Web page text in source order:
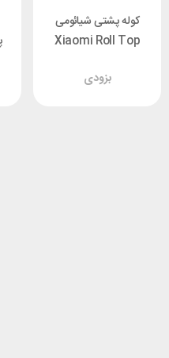
کوله پشتی شیائومی
Xiaomi Roll Top
بزودی